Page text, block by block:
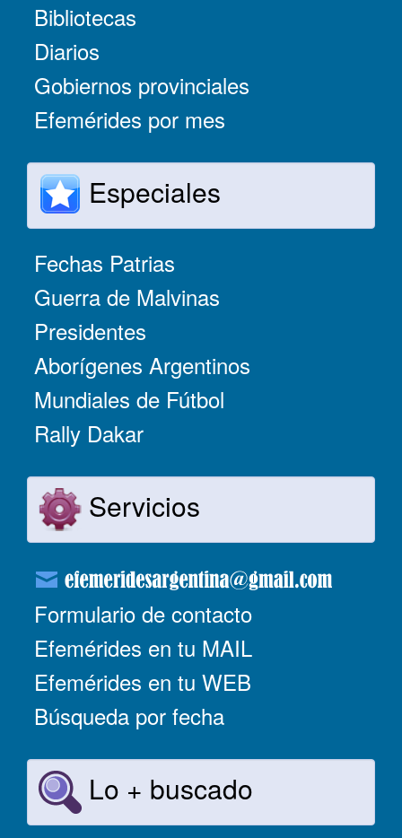
Bibliotecas
Diarios
Gobiernos provinciales
Efemérides por mes
Especiales
Fechas Patrias
Guerra de Malvinas
Presidentes
Aborígenes Argentinos
Mundiales de Fútbol
Rally Dakar
Servicios
Formulario de contacto
Efemérides en tu MAIL
Efemérides en tu WEB
Búsqueda por fecha
Lo + buscado